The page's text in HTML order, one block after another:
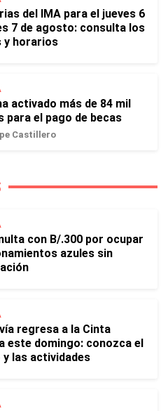
del IMA para el jueves 6
7 de agosto: consulta los
y horarios
activado más de 84 mil
para el pago de becas
Castillero
con B/.300 por ocupar
azules sin
regresa a la Cinta
este domingo: conozca el
las actividades